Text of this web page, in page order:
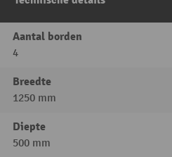
Aantal borden
4
Breedte
1250 mm
Diepte
500 mm